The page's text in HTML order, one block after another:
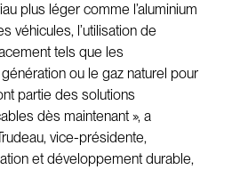
plus léger comme l’aluminium
véhicules, l’utilisation de
tels que les
ou le gaz naturel pour
partie des solutions
dès maintenant », a
vice-présidente,
et développement durable,